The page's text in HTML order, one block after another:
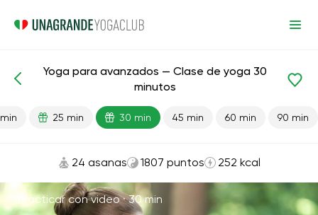
Lecciones preparadas Avanzado
Yoga para avanzados — Clase de yoga 30
minutos
25 min 30 min 45 min 60 min 90 min
24 asanas 1807 puntos 252 kcal
Practicar con video ·30 min